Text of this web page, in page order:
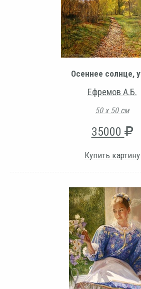
Осеннее солнце,
Ефремов А.Б.
50 х 50 см
35000
Купить картину